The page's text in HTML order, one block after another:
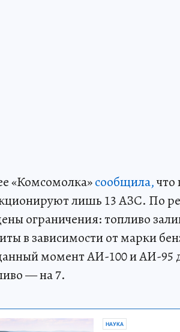
«Комсомолка»сообщила,что
лишь 13 АЗС. По
ограничения: топливо
в зависимости от марки
момент АИ-100 и АИ-95
— на 7.
НАУКА